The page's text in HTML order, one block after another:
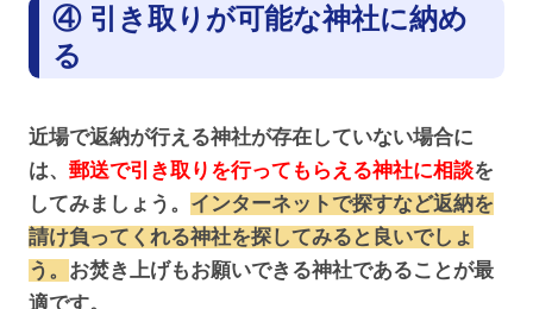
④ 引き取りが可能な神社に納め
る
近場で返納が行える神社が存在していない場合に
は、 郵送で引き取りを行ってもらえる神社に相談を
してみましょう。 インターネットで探すなど返納を
請け負ってくれる神社を探してみると良いでしょ
う。 お焚き上げもお願いできる神社であることが最
適です。